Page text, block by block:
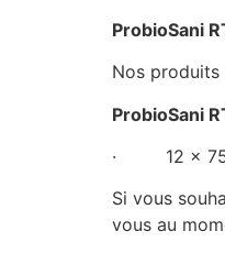
ProbioSani
Nos produits
ProbioSani
· 12 x 750
Si vous
vous au